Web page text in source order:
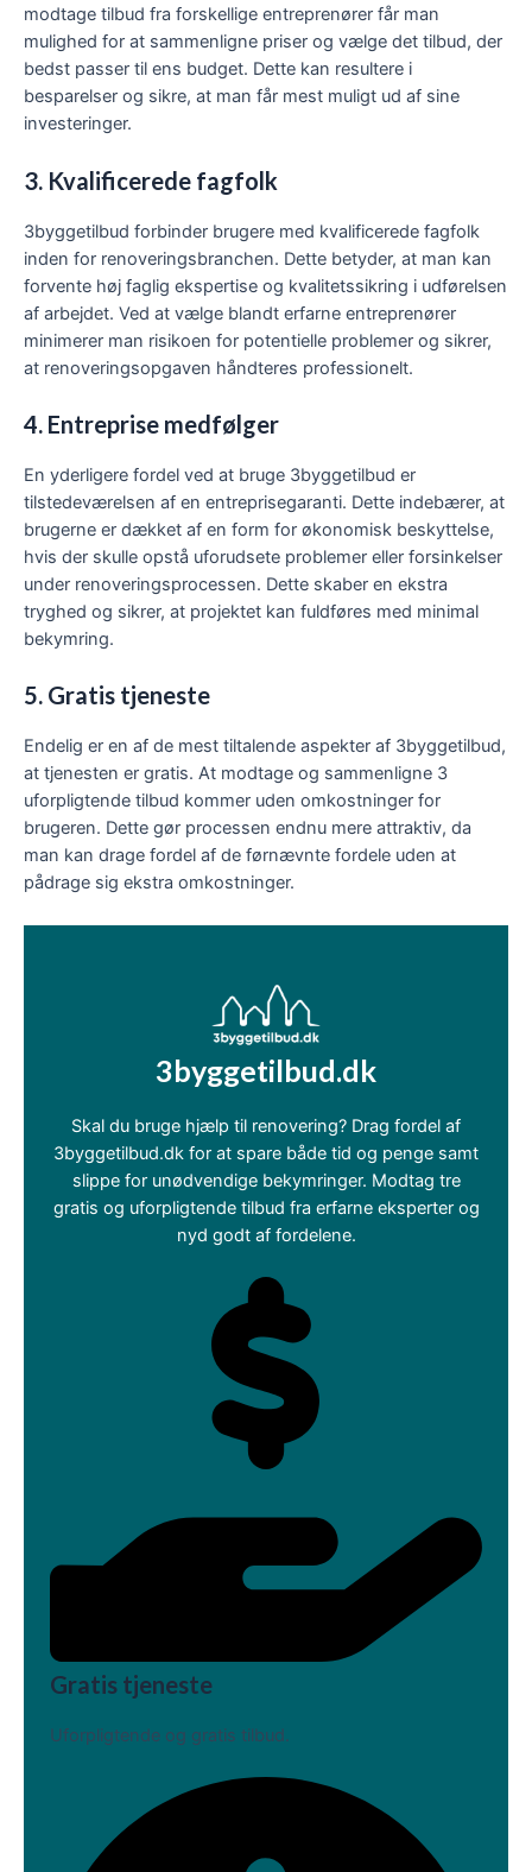
modtage tilbud fra forskellige entreprenører får man
mulighed for at sammenligne priser og vælge det tilbud, der
bedst passer til ens budget. Dette kan resultere i
besparelser og sikre, at man får mest muligt ud af sine
investeringer.
3. Kvalificerede fagfolk
3byggetilbud forbinder brugere med kvalificerede fagfolk
inden for renoveringsbranchen. Dette betyder, at man kan
forvente høj faglig ekspertise og kvalitetssikring i udførelsen
af arbejdet. Ved at vælge blandt erfarne entreprenører
minimerer man risikoen for potentielle problemer og sikrer,
at renoveringsopgaven håndteres professionelt.
4. Entreprise medfølger
En yderligere fordel ved at bruge 3byggetilbud er
tilstedeværelsen af en entreprisegaranti. Dette indebærer, at
brugerne er dækket af en form for økonomisk beskyttelse,
hvis der skulle opstå uforudsete problemer eller forsinkelser
under renoveringsprocessen. Dette skaber en ekstra
tryghed og sikrer, at projektet kan fuldføres med minimal
bekymring.
5. Gratis tjeneste
Endelig er en af de mest tiltalende aspekter af 3byggetilbud,
at tjenesten er gratis. At modtage og sammenligne 3
uforpligtende tilbud kommer uden omkostninger for
brugeren. Dette gør processen endnu mere attraktiv, da
man kan drage fordel af de førnævnte fordele uden at
pådrage sig ekstra omkostninger.
3byggetilbud.dk
Skal du bruge hjælp til renovering? Drag fordel af
3byggetilbud.dk for at spare både tid og penge samt
slippe for unødvendige bekymringer. Modtag tre
gratis og uforpligtende tilbud fra erfarne eksperter og
nyd godt af fordelene.
Gratis tjeneste
Uforpligtende og gratis tilbud.